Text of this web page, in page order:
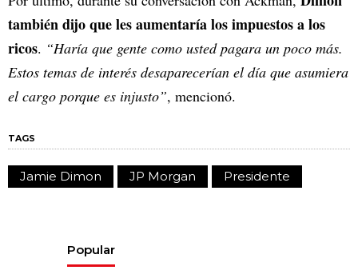
también dijo que les aumentaría los impuestos a los
ricos. “Haría que gente como usted pagara un poco más.
Estos temas de interés desaparecerían el día que asumiera
el cargo porque es injusto”, mencionó.
TAGS
Jamie Dimon JP Morgan Presidente
Popular